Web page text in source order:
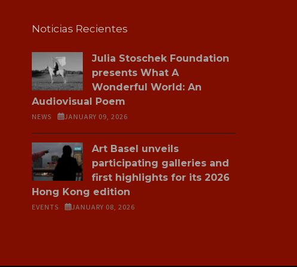
Noticias Recientes
Julia Stoschek Foundation
presents What A
Wonderful World: An
Audiovisual Poem
NEWS JANUARY 09, 2026
Art Basel unveils
participating galleries and
first highlights for its 2026
Hong Kong edition
EVENTS JANUARY 08, 2026